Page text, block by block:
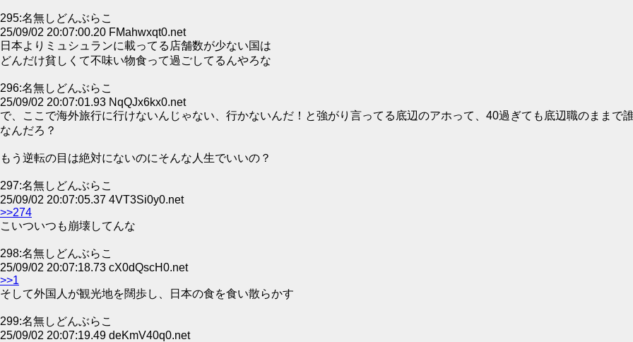
295:名無しどんぶらこ
25/09/02 20:07:00.20 FMahwxqt0.net
日本よりミュシュランに載ってる店舗数が少ない国は
どんだけ貧しくて不味い物食って過ごしてるんやろな
296:名無しどんぶらこ
25/09/02 20:07:01.93 NqQJx6kx0.net
で、ここで海外旅行に行けないんじゃない、行かないんだ！と強がり言ってる底辺のアホって、40過ぎても底辺職のままで
なんだろ？
もう逆転の目は絶対にないのにそんな人生でいいの？
297:名無しどんぶらこ
25/09/02 20:07:05.37 4VT3Si0y0.net
>>274
こいついつも崩壊してんな
298:名無しどんぶらこ
25/09/02 20:07:18.73 cX0dQscH0.net
>>1
そして外国人が観光地を闊歩し、日本の食を食い散らかす
299:名無しどんぶらこ
25/09/02 20:07:19.49 deKmV40q0.net